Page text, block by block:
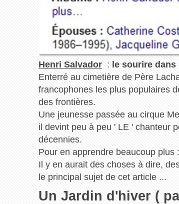
Henri Salvador: le sourire
Enterré au cimetière de Père
francophones les plus populaires
des frontières.
Une jeunesse passée au cirque
il devint peu à peu ' LE ' chanteur
décennies.
Pour en apprendre beaucoup plus :
Il y en aurait des choses à dire,
le principal sujet de cet article ...
Un Jardin d'hiver (